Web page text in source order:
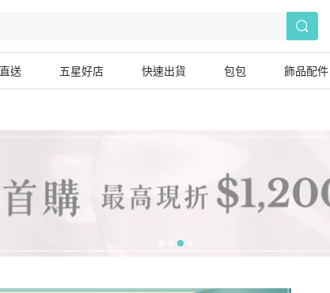
送 五星好店 快速出貨 包包 飾品配件